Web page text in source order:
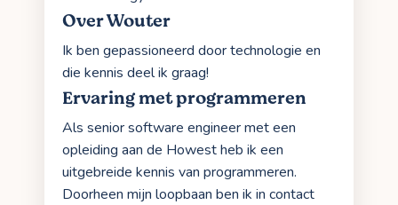
Over Wouter
Ik ben gepassioneerd door technologie en
die kennis deel ik graag!
Ervaring met programmeren
Als senior software engineer met een
opleiding aan de Howest heb ik een
uitgebreide kennis van programmeren.
Doorheen mijn loopbaan ben ik in contact